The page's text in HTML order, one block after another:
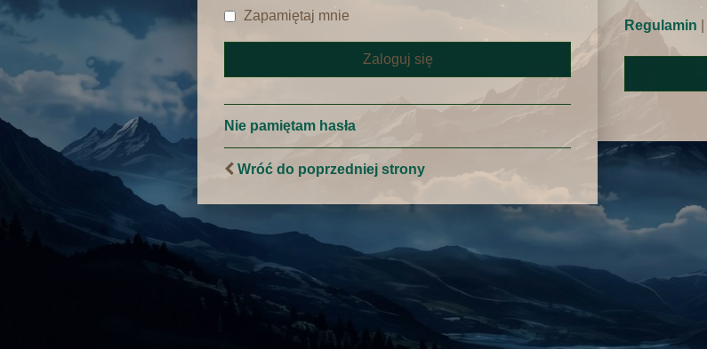
Zapamiętaj mnie
Nie pamiętam hasła
Wróć do poprzedniej strony
Regulamin